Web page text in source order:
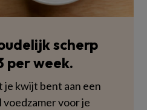
scherp
per week.
je kwijt bent aan een
voor je